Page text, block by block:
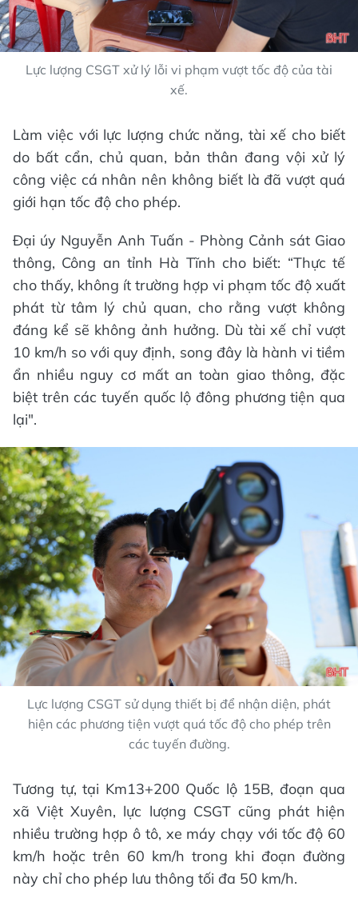
Lực lượng CSGT xử lý lỗi vi phạm vượt tốc độ của tài
xế.
Làm việc với lực lượng chức năng, tài xế cho biết
do bất cẩn, chủ quan, bản thân đang vội xử lý
công việc cá nhân nên không biết là đã vượt quá
giới hạn tốc độ cho phép.
Đại úy Nguyễn Anh Tuấn - Phòng Cảnh sát Giao
thông, Công an tỉnh Hà Tĩnh cho biết: “Thực tế
cho thấy, không ít trường hợp vi phạm tốc độ xuất
phát từ tâm lý chủ quan, cho rằng vượt không
đáng kể sẽ không ảnh hưởng. Dù tài xế chỉ vượt
10 km/h so với quy định, song đây là hành vi tiềm
ẩn nhiều nguy cơ mất an toàn giao thông, đặc
biệt trên các tuyến quốc lộ đông phương tiện qua
lại".
Lực lượng CSGT sử dụng thiết bị để nhận diện, phát
hiện các phương tiện vượt quá tốc độ cho phép trên
các tuyến đường.
Tương tự, tại Km13+200 Quốc lộ 15B, đoạn qua
xã Việt Xuyên, lực lượng CSGT cũng phát hiện
nhiều trường hợp ô tô, xe máy chạy với tốc độ 60
km/h hoặc trên 60 km/h trong khi đoạn đường
này chỉ cho phép lưu thông tối đa 50 km/h.